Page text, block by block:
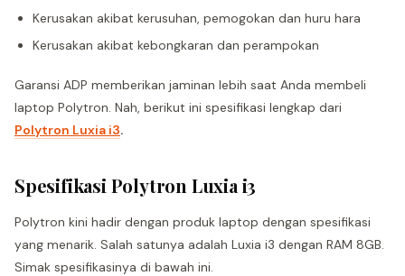
Kerusakan akibat kerusuhan, pemogokan dan huru hara
Kerusakan akibat kebongkaran dan perampokan
Garansi ADP memberikan jaminan lebih saat Anda membeli
laptop Polytron. Nah, berikut ini spesifikasi lengkap dari
Polytron Luxia i3.
Spesifikasi Polytron Luxia i3
Polytron kini hadir dengan produk laptop dengan spesifikasi
yang menarik. Salah satunya adalah Luxia i3 dengan RAM 8GB.
Simak spesifikasinya di bawah ini.